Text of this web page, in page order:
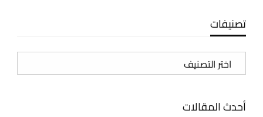
تصنيفات
تصنيفات
أحدث المقالات